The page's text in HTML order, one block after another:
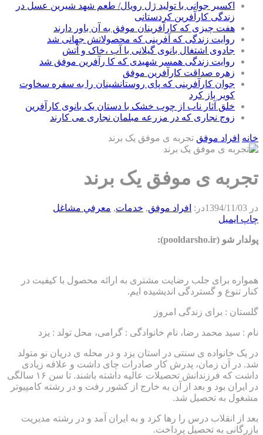
اکسیر جوانی با تولید ژل رویال/ طعم شهد شیرین عسل‌ در
زندگی کارآفرین کردستانی
هفت چیزی که کارآفرینان موفق به آن باور دارند
روایت زندگی که آفرینی که محصولاتش جهانی شد
جادوی اشتغال بانوی گیلانی با آب ،خاک و آتش
روایت زندگی همسر شهیدی که کا رآفرین موفق شد
زهره صداقت کارآفرین موفق
جوان کارآفرینی که پای روستانشینان را به سفره سخاوت
کویر باز کرد
خلق آثار ناب از چوب خشک با دستان یک بانوی کارآفرین
زوج نجاری که در مزرعه مبلمان نجاری می کارند
خانه افراد موفق تجربه ی موفق یک برند
تجربه ی موفق یک برند
در 1394/11/03در: افراد موفق, خدمات, معرفي مشاغل
چاپ ایمیل
پولدار شو (pooldarsho.ir):
همواره برای جلب رضایت مشتری به ارائه محصول با کیفیت در
کنار تنوع و گستردگی اندیشیده ایم.
گلستان : برای زندگی امروز
نام : سید محمد رضا، نام خانوادگی : گرامی، محل تولد : یزد
در یک خانواده ی سنتی در استان یزد و در محله ی دریان نو متولد
شد. در آن زمان، پدرش کار صادرات چای داشت و علاقه زیادی
داشت که فرزندانش تحصیلات عالیه داشته باشند. تا سن ۱۶ سالگی
در ایران بود و بعد از آن به خارج از کشور رفت و در رشته کامپیوتر
مشغول به تحصیل شد.
بعد از انقلاب درس را رها کرد و به ایران آمد و در رشته مدیریت
بازرگانی به تحصیل پرداخت.